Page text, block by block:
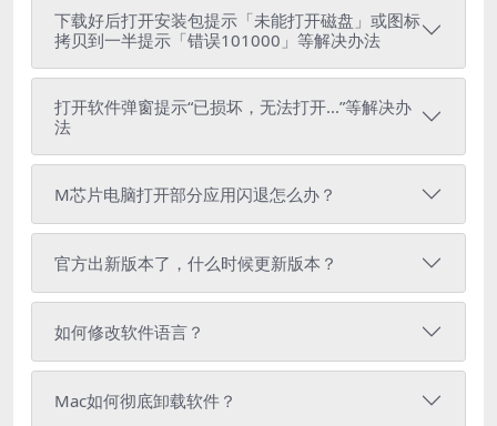
下载好后打开安装包提示「未能打开磁盘」或图标
拷贝到一半提示「错误101000」等解决办法
打开软件弹窗提示“已损坏，无法打开...”等解决办
法
M芯片电脑打开部分应用闪退怎么办？
官方出新版本了，什么时候更新版本？
如何修改软件语言？
Mac如何彻底卸载软件？